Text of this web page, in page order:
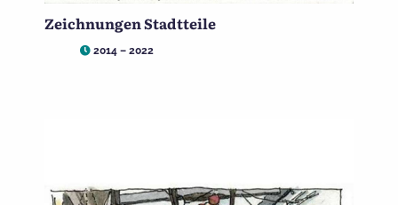
Zeichnungen Stadtteile
2014 – 2022